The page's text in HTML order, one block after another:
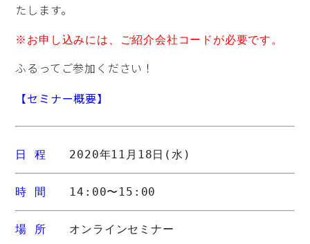
たします。
※お申し込みには、ご紹介会社コードが必要です。
ふるってご参加ください！
【セミナー概要】
日 程 2020年11月18日(水)
時 間 14:00〜15:00
場 所 オンラインセミナー